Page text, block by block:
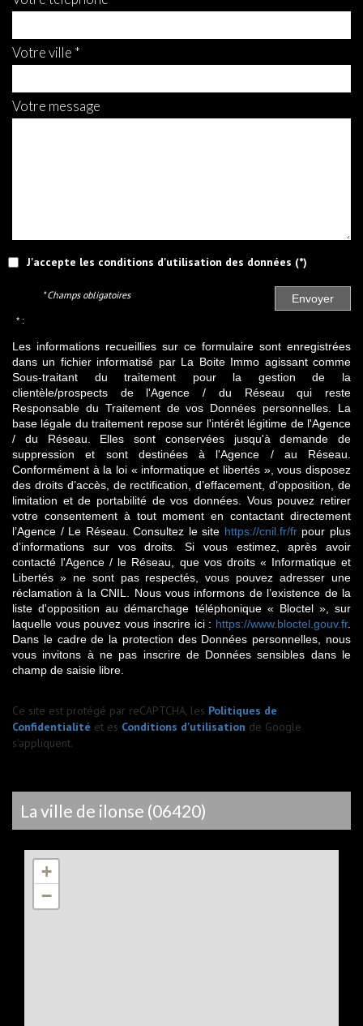
votre ville *
votre message
J'accepte les conditions d'utilisation des données (*)
Envoyer
* Champs obligatoires
* :
Les informations recueillies sur ce formulaire sont enregistrées
dans un fichier informatisé par La Boite Immo agissant comme
Sous-traitant du traitement pour la gestion de la
clientèle/prospects de l'Agence / du Réseau qui reste
Responsable du Traitement de vos Données personnelles. La
base légale du traitement repose sur l'intérêt légitime de l'Agence
/ du Réseau. Elles sont conservées jusqu'à demande de
suppression et sont destinées à l'Agence / au Réseau.
Conformément à la loi « informatique et libertés », vous disposez
des droits d’accès, de rectification, d’effacement, d’opposition, de
limitation et de portabilité de vos données. Vous pouvez retirer
votre consentement à tout moment en contactant directement
l’Agence / Le Réseau. Consultez le site https://cnil.fr/frpour plus
d’informations sur vos droits. Si vous estimez, après avoir
contacté l'Agence / le Réseau, que vos droits « Informatique et
Libertés » ne sont pas respectés, vous pouvez adresser une
réclamation à la CNIL. Nous vous informons de l’existence de la
liste d'opposition au démarchage téléphonique « Bloctel », sur
laquelle vous pouvez vous inscrire ici : https://www.bloctel.gouv.fr.
Dans le cadre de la protection des Données personnelles, nous
vous invitons à ne pas inscrire de Données sensibles dans le
champ de saisie libre.
Ce site est protégé par reCAPTCHA, les Politiques de
Confidentialité et es Conditions d'utilisation de Google
s'appliquent.
la ville de ilonse (06420)
+
−